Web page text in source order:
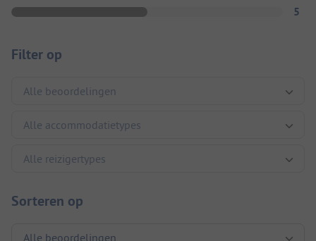
5
Filter op
Sorteren op